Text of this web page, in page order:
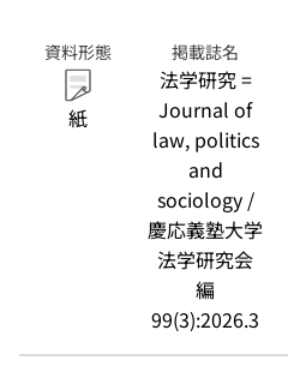
資料形態
紙
掲載誌名
法学研究 =
Journal of
law, politics
and
sociology /
慶応義塾大学
法学研究会
編
99(3):2026.3